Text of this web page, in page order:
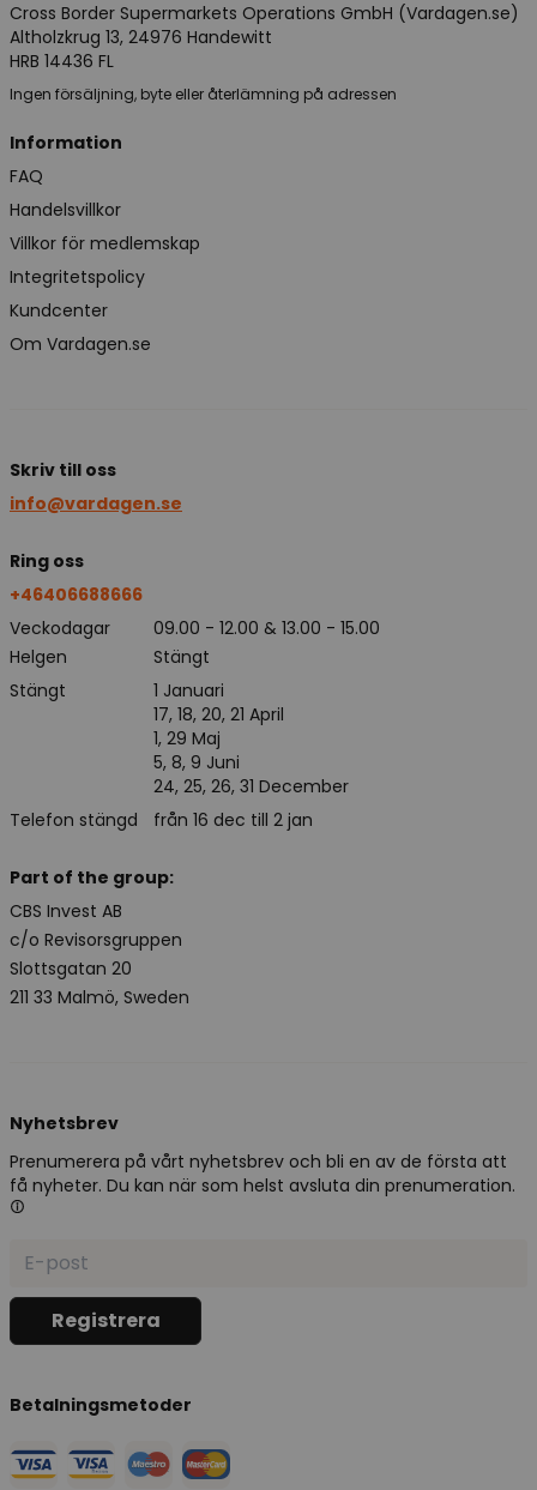
Cross Border Supermarkets Operations GmbH (Vardagen.se)
Altholzkrug 13, 24976 Handewitt
HRB 14436 FL
Ingen försäljning, byte eller återlämning på adressen
Information
FAQ
Handelsvillkor
Villkor för medlemskap
Integritetspolicy
Kundcenter
Om Vardagen.se
Skriv till oss
info@vardagen.se
Ring oss
+46406688666
Veckodagar
09.00 - 12.00 & 13.00 - 15.00
Helgen
Stängt
Stängt
Telefon stängd
1 Januari
17, 18, 20, 21 April
1, 29 Maj
5, 8, 9 Juni
24, 25, 26, 31 December
från 16 dec till 2 jan
Part of the group:
CBS Invest AB
c/o Revisorsgruppen
Slottsgatan 20
211 33 Malmö, Sweden
Nyhetsbrev
Prenumerera på vårt nyhetsbrev och bli en av de första att
få nyheter. Du kan när som helst avsluta din prenumeration.
Betalningsmetoder